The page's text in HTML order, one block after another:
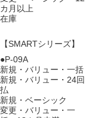
カ月以上
在庫
【SMARTシリーズ】
●P-09A
新規・バリュー・一括
新規・バリュー・24回
払
新規・ベーシック
変更・バリュー・一